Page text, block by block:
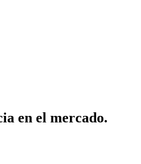
en el mercado.